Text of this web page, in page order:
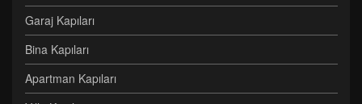
Garaj Kapıları
Bina Kapıları
Apartman Kapıları